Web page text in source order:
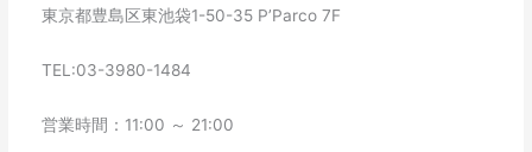
東京都豊島区東池袋1-50-35 P’Parco 7F
TEL:03-3980-1484
営業時間：11:00 ～ 21:00